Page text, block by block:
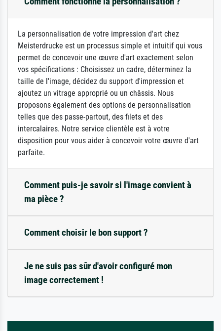
La personnalisation de votre impression d'art chez
Meisterdrucke est un processus simple et intuitif qui vous
permet de concevoir une œuvre d'art exactement selon
vos spécifications : Choisissez un cadre, déterminez la
taille de l'image, décidez du support d'impression et
ajoutez un vitrage approprié ou un châssis. Nous
proposons également des options de personnalisation
telles que des passe-partout, des filets et des
intercalaires. Notre service clientèle est à votre
disposition pour vous aider à concevoir votre œuvre d'art
parfaite.
Comment puis-je savoir si l'image convient à
ma pièce ?
Comment choisir le bon support ?
Je ne suis pas sûr d'avoir configuré mon
image correctement !